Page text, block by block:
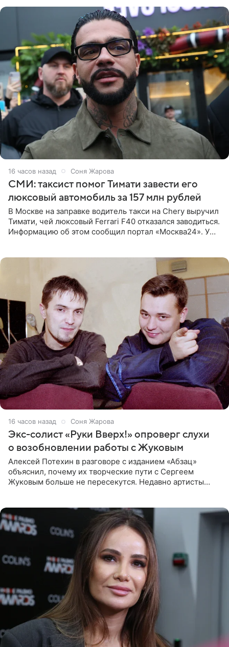
16 часов назад Соня Жарова
СМИ: таксист помог Тимати завести его
люксовый автомобиль за 157 млн рублей
В Москве на заправке водитель такси на Chery выручил
Тимати, чей люксовый Ferrari F40 отказался заводиться.
Информацию об этом сообщил портал «Москва24». У
16 часов назад Соня Жарова
Экс-солист «Руки Вверх!» опроверг слухи
о возобновлении работы с Жуковым
Алексей Потехин в разговоре с изданием «Абзац»
объяснил, почему их творческие пути с Сергеем
Жуковым больше не пересекутся. Недавно артисты